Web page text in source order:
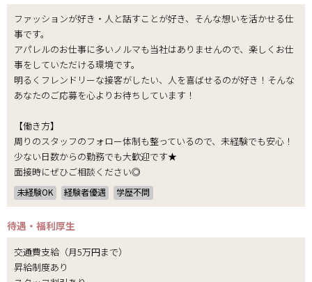
ファッションが好き・人と話すことが好き、そんな想いを活かせる仕
事です。
アパレルのお仕事に多いノルマも当社はありませんので、楽しくお仕
事をしていただける環境です。
明るくフレンドリーな接客がしたい、人を喜ばせるのが好き！そんな
あなたのご応募を心よりお待ちしています！
【働き方】
周りのスタッフのフォロー体制も整っているので、未経験でも安心！
少ない日数からの勤務でも大歓迎です★
面接時にぜひご相談ください◎
未経験OK 経験者優遇 学歴不問
待遇・福利厚生
交通費支給（月5万円まで）
昇給制度あり